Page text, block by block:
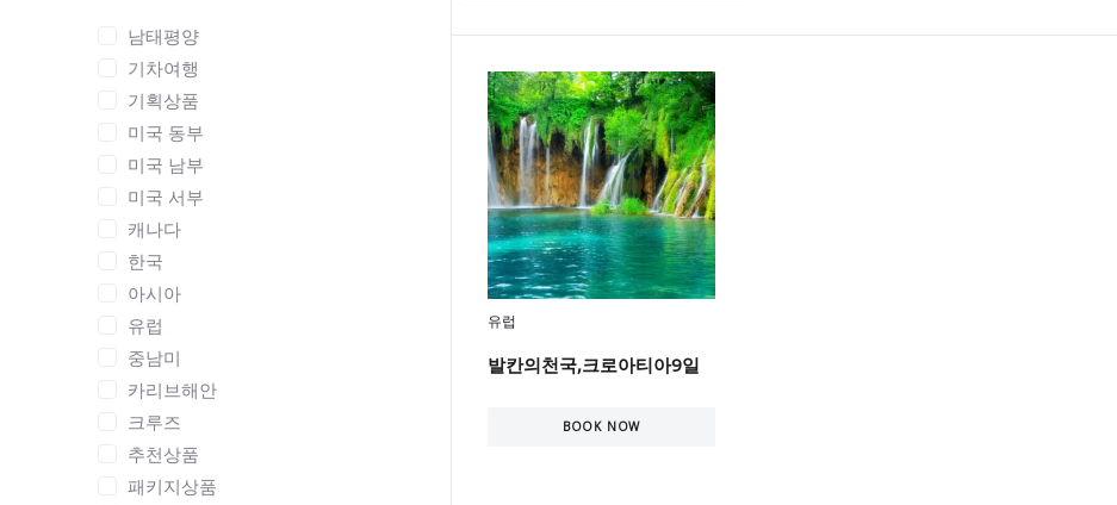
남태평양
기차여행
기획상품
미국 동부
미국 남부
미국 서부
캐나다
한국
아시아
유럽
중남미
카리브해안
크루즈
추천상품
패키지상품
유럽
발칸의천국,크로아티아9일
BOOK NOW